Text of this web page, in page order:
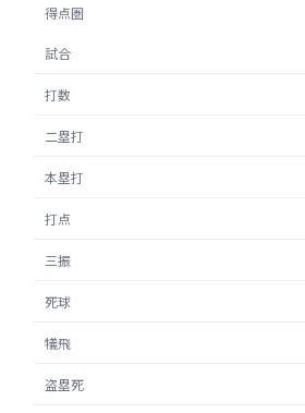
得点圏
試合
打数
二塁打
本塁打
打点
三振
死球
犠飛
盗塁死